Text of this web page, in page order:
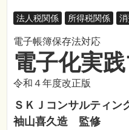
法人税関係 所得税関係
電子帳簿保存法対応
電子化実
令和４年度改正版
ＳＫＪコンサルティ
袖山喜久造 監修